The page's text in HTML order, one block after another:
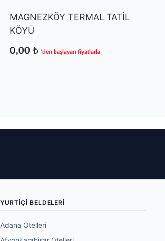
MAGNEZKÖY TERMAL TATİL
KÖYÜ
0,00 ₺ 'den başlayan fiyatlarla
YURTIÇI BELDELERI
Adana Otelleri